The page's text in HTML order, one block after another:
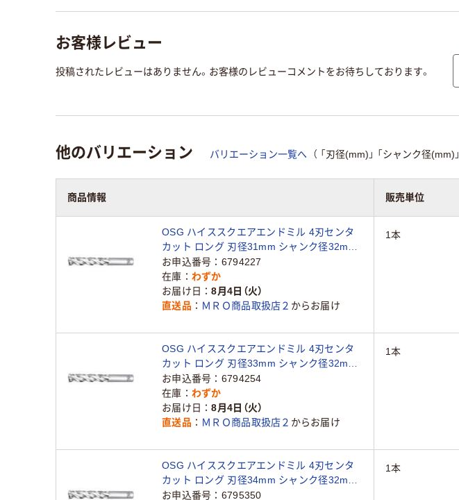
お客様レビュー
投稿されたレビューはありません。お客様のレビューコメントをお待ちしております。
他のバリエーション バリエーション一覧へ （ 「刃径(mm)」 「シャンク径(mm)」
商品情報 販売単位
OSG ハイススクエアエンドミル 4刃センタ
カット ロング 刃径31mm シャンク径32mm
81041 CC-EML-31 1本（直送品）
お申込番号
6794227
在庫
わずか
お届け日
8月4日（火）
直送品
ＭＲＯ商品取扱店２ からお届け
1本
OSG ハイススクエアエンドミル 4刃センタ
カット ロング 刃径33mm シャンク径32mm
81043 CC-EML-33 1本（直送品）
お申込番号
6794254
在庫
わずか
お届け日
8月4日（火）
直送品
ＭＲＯ商品取扱店２ からお届け
1本
OSG ハイススクエアエンドミル 4刃センタ
カット ロング 刃径34mm シャンク径32mm
81044 CC-EML-34 1本（直送品）
お申込番号 6795350
1本